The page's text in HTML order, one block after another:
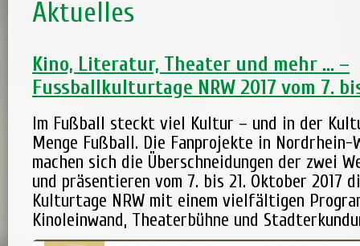
Aktuelles
Kino, Literatur, Theater und mehr … –
Fussballkulturtage NRW 2017 vom 7.
Im Fußball steckt viel Kultur – und in der
Menge Fußball. Die Fanprojekte in Nordrhein-
machen sich die Überschneidungen der zwei
und präsentieren vom 7. bis 21. Oktober 2017
Kulturtage NRW mit einem vielfältigen
Kinoleinwand, Theaterbühne und